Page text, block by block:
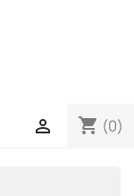
shopping_cart (0)
